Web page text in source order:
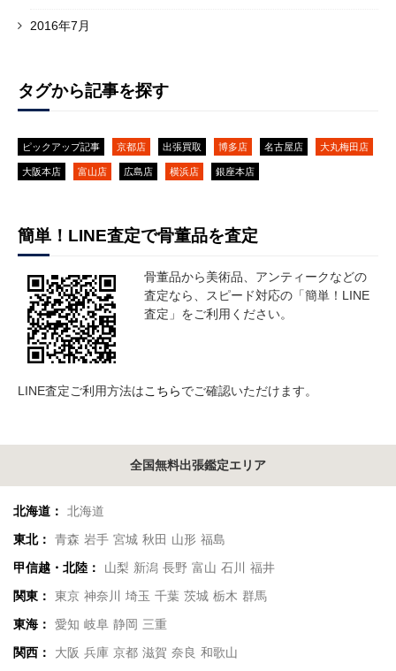
2016年7月
タグから記事を探す
ピックアップ記事 京都店 出張買取 博多店 名古屋店 大丸梅田店
大阪本店 富山店 広島店 横浜店 銀座本店
簡単！LINE査定で骨董品を査定
骨董品から美術品、アンティークなどの
査定なら、スピード対応の「簡単！LINE
査定」をご利用ください。
LINE査定ご利用方法はこちらでご確認いただけます。
全国無料出張鑑定エリア
北海道：
北海道
東北：
青森 岩手 宮城 秋田 山形 福島
甲信越・北陸：
山梨 新潟 長野 富山 石川
福井
関東：
東京 神奈川 埼玉 千葉 茨城 栃木 群馬
東海：
愛知 岐阜 静岡 三重
関西：
大阪 兵庫 京都 滋賀 奈良 和歌山